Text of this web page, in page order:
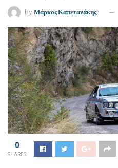
by Μάρκος Καπετανάκης
0
SHARES